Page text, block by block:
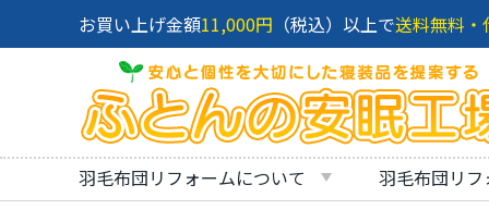
お買い上げ金額11,000円 （税込）以上で送料無料・
羽毛布団リフォームについて 羽毛布団リ